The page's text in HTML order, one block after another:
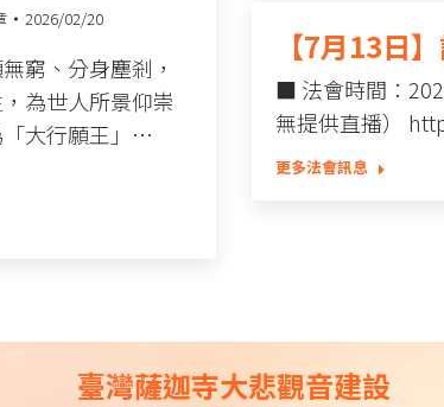
2026/02/20
窮、分身塵剎，
為世人所景仰崇
大行願王」…
【7月13日
■ 法會時間：
無提供直播）
更多法會訊息
臺灣薩迦寺大悲觀音建設